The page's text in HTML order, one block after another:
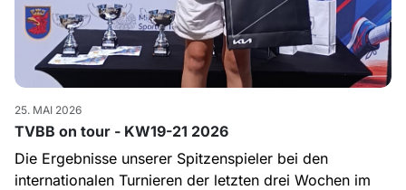
25. MAI 2026
TVBB on tour - KW19-21 2026
Die Ergebnisse unserer Spitzenspieler bei den
internationalen Turnieren der letzten drei Wochen im